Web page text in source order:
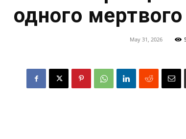
одного
May 31, 2026